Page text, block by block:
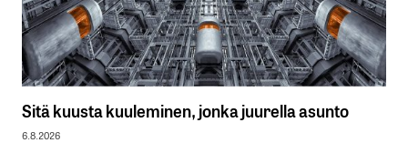
Sitä kuusta kuuleminen, jonka juurella asunto
6.8.2026